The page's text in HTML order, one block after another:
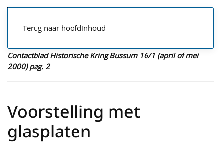
Terug naar hoofdinhoud
Contactblad Historische Kring Bussum 16/1 (april of mei
2000) pag. 2
Voorstelling met
glasplaten